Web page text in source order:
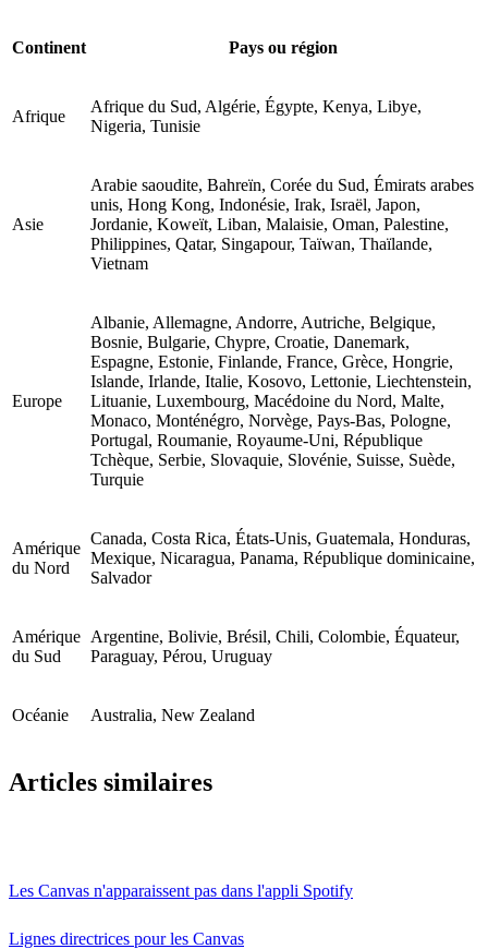
Continent Pays ou région
Afrique
Afrique du Sud, Algérie, Égypte, Kenya, Libye,
Nigeria, Tunisie
Asie
Arabie saoudite, Bahreïn, Corée du Sud, Émirats arabes
unis, Hong Kong, Indonésie, Irak, Israël, Japon,
Jordanie, Koweït, Liban, Malaisie, Oman, Palestine,
Philippines, Qatar, Singapour, Taïwan, Thaïlande,
Vietnam
Europe
Albanie, Allemagne, Andorre, Autriche, Belgique,
Bosnie, Bulgarie, Chypre, Croatie, Danemark,
Espagne, Estonie, Finlande, France, Grèce, Hongrie,
Islande, Irlande, Italie, Kosovo, Lettonie, Liechtenstein,
Lituanie, Luxembourg, Macédoine du Nord, Malte,
Monaco, Monténégro, Norvège, Pays-Bas, Pologne,
Portugal, Roumanie, Royaume-Uni, République
Tchèque, Serbie, Slovaquie, Slovénie, Suisse, Suède,
Turquie
Amérique
du Nord
Canada, Costa Rica, États-Unis, Guatemala, Honduras,
Mexique, Nicaragua, Panama, République dominicaine,
Salvador
Amérique
du Sud
Argentine, Bolivie, Brésil, Chili, Colombie, Équateur,
Paraguay, Pérou, Uruguay
Océanie Australia, New Zealand
Articles similaires
Les Canvas n'apparaissent pas dans l'appli Spotify
Lignes directrices pour les Canvas